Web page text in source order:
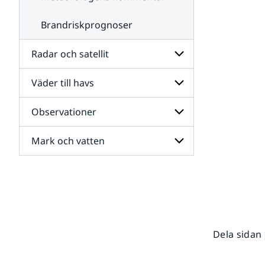
Brandriskprognoser
Radar och satellit
Undersidor
för
Radar
och
satellit
Väder till havs
Undersidor
för
Väder
till
havs
Observationer
Undersidor
för
Mark och vatten
Dela sidan